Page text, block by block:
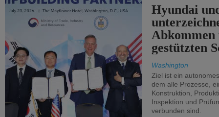
Hyundai
gestützten
Washington
Ziel ist ein
dem alle Prozesse,
Konstruktion,
Inspektion und
verbunden sind.